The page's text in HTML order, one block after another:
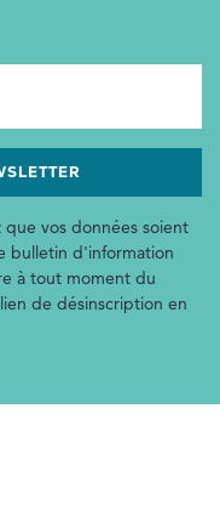
que vos données soient
bulletin d'information
à tout moment du
de désinscription en